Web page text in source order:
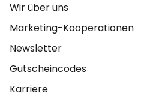
Wir über uns
Marketing-Kooperationen
Newsletter
Gutscheincodes
Karriere